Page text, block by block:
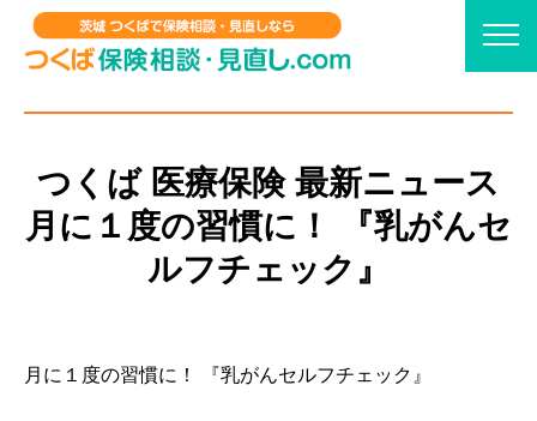
つくば 医療保険 最新ニュース
月に１度の習慣に！ 『乳がんセ
ルフチェック』
月に１度の習慣に！ 『乳がんセルフチェック』